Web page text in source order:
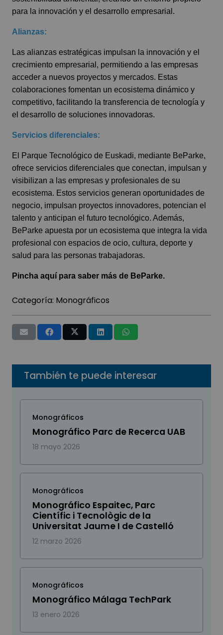
para la innovación y el desarrollo empresarial.
Alianzas:
Las alianzas estratégicas impulsan la innovación y el
crecimiento empresarial, permitiendo a las empresas
acceder a nuevos proyectos y mercados. Estas
colaboraciones fomentan un ecosistema dinámico y
competitivo, facilitando la transferencia de tecnología y
el desarrollo de soluciones innovadoras.
Servicios diferenciales:
El Parque Tecnológico de Euskadi, mediante BeParke,
ofrece servicios diferenciales que conectan, impulsan y
visibilizan a las empresas y profesionales de su
ecosistema. Estos servicios generan oportunidades de
negocio, impulsan proyectos innovadores, potencian el
talento y anticipan el futuro tecnológico. Además,
BeParke apuesta por un ecosistema que integra la vida
profesional con espacios de ocio, cultura, deporte y
salud para las personas trabajadoras.
Pincha aquí para saber más de BeParke.
Categoría: Monográficos
También te puede interesar
Monográficos
Monográfico Parc de Recerca UAB
18 mayo 2026
Monográficos
Monográfico Espaitec, Parc
Científic i Tecnològic de la
Universitat Jaume I de Castelló
12 marzo 2026
Monográficos
Monográfico Málaga TechPark
13 enero 2026